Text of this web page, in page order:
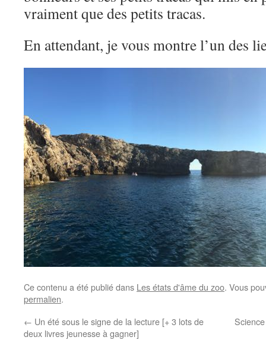
vraiment que des petits tracas.
En attendant, je vous montre l’un des
Ce contenu a été publié dans Les états d'âme du zoo. Vous
permalien.
← Un été sous le signe de la lecture [+ 3 lots de
deux livres jeunesse à gagner]